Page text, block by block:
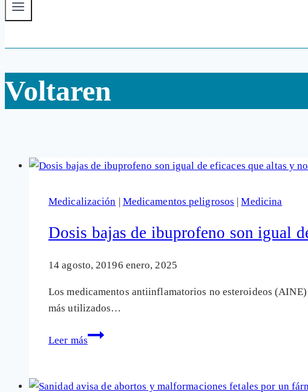
Voltaren
Medicalización | Medicamentos peligrosos |Medicina
Dosis bajas de ibuprofeno son igual
14 agosto, 20196 enero, 2025
Los medicamentos antiinflamatorios no esteroideos
más utilizados…
Leer más
Dosis
ibuprofeno